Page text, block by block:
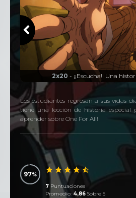
2x20 - ¡¡Escucha!! Una
Los estudiantes regresan a sus vidas
tiene una lección de historia especial
aprender sobre One For All!
97
7 Puntuaciones
Promedio: 4,86 Sobre 5